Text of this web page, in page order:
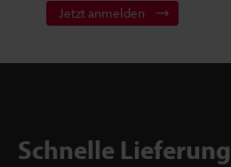
Jetzt anmelden
Schnelle